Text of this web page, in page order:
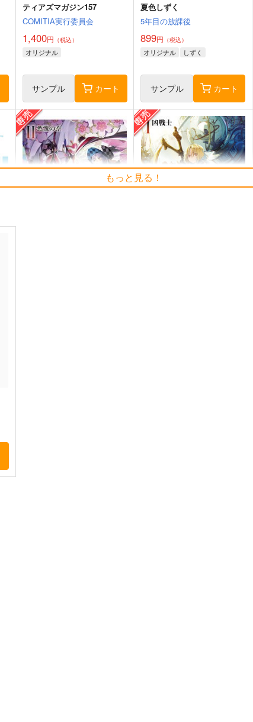
ティアズマガジン157
COMITIA実行委員会
1,400円 （税込）
オリジナル
サンプル カート
夏色しずく
5年目の放課後
899円 （税込）
オリジナル しずく
サンプル カート
もっと見る！